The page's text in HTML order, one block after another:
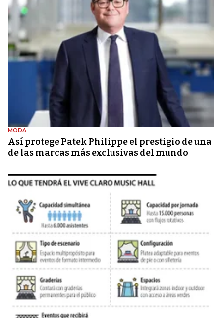
MODA
Así protege Patek Philippe el prestigio de una
de las marcas más exclusivas del mundo